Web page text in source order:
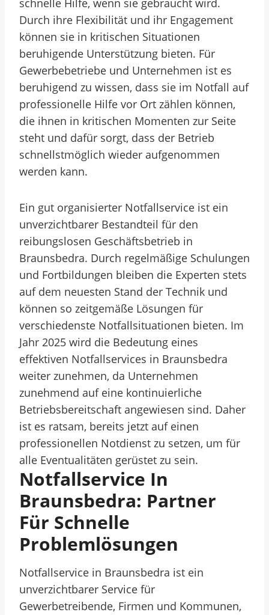
schnelle Hilfe, wenn sie gebraucht wird.
Durch ihre Flexibilität und ihr Engagement
können sie in kritischen Situationen
beruhigende Unterstützung bieten. Für
Gewerbebetriebe und Unternehmen ist es
beruhigend zu wissen, dass sie im Notfall auf
professionelle Hilfe vor Ort zählen können,
die ihnen in kritischen Momenten zur Seite
steht und dafür sorgt, dass der Betrieb
schnellstmöglich wieder aufgenommen
werden kann.
Ein gut organisierter Notfallservice ist ein
unverzichtbarer Bestandteil für den
reibungslosen Geschäftsbetrieb in
Braunsbedra. Durch regelmäßige Schulungen
und Fortbildungen bleiben die Experten stets
auf dem neuesten Stand der Technik und
können so zeitgemäße Lösungen für
verschiedenste Notfallsituationen bieten. Im
Jahr 2025 wird die Bedeutung eines
effektiven Notfallservices in Braunsbedra
weiter zunehmen, da Unternehmen
zunehmend auf eine kontinuierliche
Betriebsbereitschaft angewiesen sind. Daher
ist es ratsam, bereits jetzt auf einen
professionellen Notdienst zu setzen, um für
alle Eventualitäten gerüstet zu sein.
Notfallservice In
Braunsbedra: Partner
Für Schnelle
Problemlösungen
Notfallservice in Braunsbedra ist ein
unverzichtbarer Service für
Gewerbetreibende, Firmen und Kommunen,